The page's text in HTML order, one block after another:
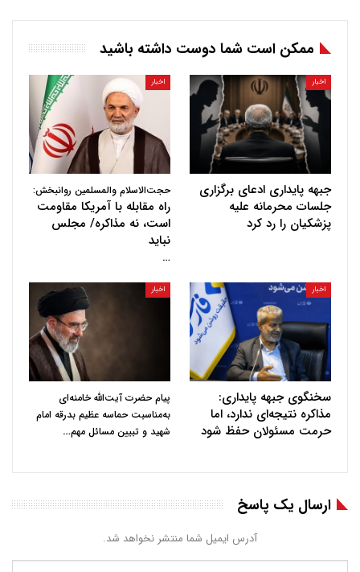
ممکن است شما دوست داشته باشید
اخبار
جبهه پایداری ادعای برگزاری
جلسات محرمانه علیه
پزشکیان را رد کرد
اخبار
حجت‌الاسلام والمسلمین روانبخش:
راه مقابله با آمریکا مقاومت
است، نه مذاکره/ مجلس
نباید
…
اخبار
سخنگوی جبهه پایداری:
مذاکره نتیجه‌ای ندارد، اما
حرمت مسئولان حفظ شود
اخبار
پیام حضرت آیت‌الله خامنه‌ای
به‌مناسبت حماسه عظیم بدرقه امام
شهید و تبیین مسائل مهم…
ارسال یک پاسخ
آدرس ایمیل شما منتشر نخواهد شد.